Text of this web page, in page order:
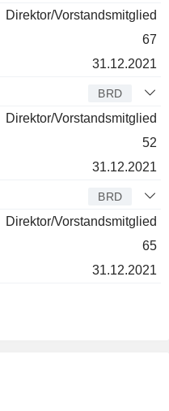
Direktor/Vorstandsmitglied
67
31.12.2021
BRD
Direktor/Vorstandsmitglied
52
31.12.2021
BRD
Direktor/Vorstandsmitglied
65
31.12.2021